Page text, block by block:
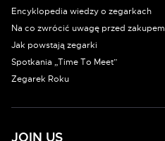
Encyklopedia wiedzy o zegarkach
Na co zwrócić uwagę przed zakupem
Jak powstają zegarki
Spotkania „Time To Meet”
Zegarek Roku
JOIN US